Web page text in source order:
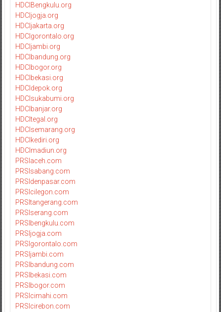
HDCIBengkulu.org
HDCIjogja.org
HDCIjakarta.org
HDCIgorontalo.org
HDCIjambi.org
HDCIbandung.org
HDCIbogor.org
HDCIbekasi.org
HDCIdepok.org
HDCIsukabumi.org
HDCIbanjar.org
HDCItegal.org
HDCIsemarang.org
HDCIkediri.org
HDCImadiun.org
PRSIaceh.com
PRSIsabang.com
PRSIdenpasar.com
PRSIcilegon.com
PRSItangerang.com
PRSIserang.com
PRSIbengkulu.com
PRSIjogja.com
PRSIgorontalo.com
PRSIjambi.com
PRSIbandung.com
PRSIbekasi.com
PRSIbogor.com
PRSIcimahi.com
PRSIcirebon.com